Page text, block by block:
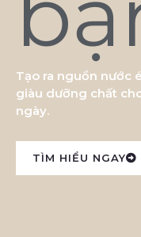
Tạo ra nguồn nước
giàu dưỡng chất
ngày.
TÌM HIỂU NGAY